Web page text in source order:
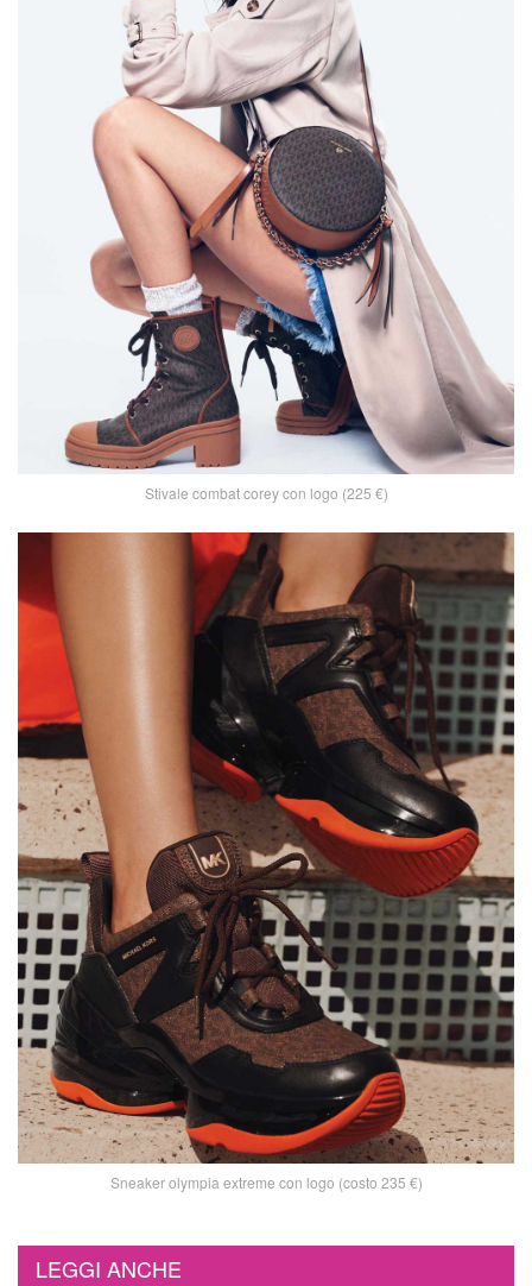
Stivale combat corey con logo (225 €)
Sneaker olympia extreme con logo (costo 235 €)
LEGGI ANCHE